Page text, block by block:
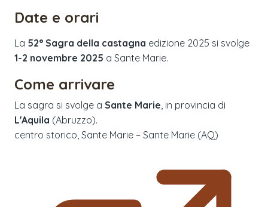
Date e orari
La 52° Sagra della castagna edizione 2025 si svolge
1-2 novembre 2025 a Sante Marie.
Come arrivare
La sagra si svolge a Sante Marie , in provincia di
L'Aquila (Abruzzo).
centro storico, Sante Marie – Sante Marie (AQ)